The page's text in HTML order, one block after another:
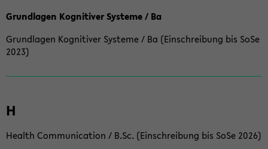
Grundlagen Kognitiver Systeme / Ba
Grundlagen Kognitiver Systeme / Ba (Einschreibung bis SoSe
2023)
H
Health Communication / B.Sc. (Einschreibung bis SoSe 2026)